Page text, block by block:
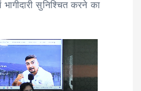
सुनिश्चित करने का